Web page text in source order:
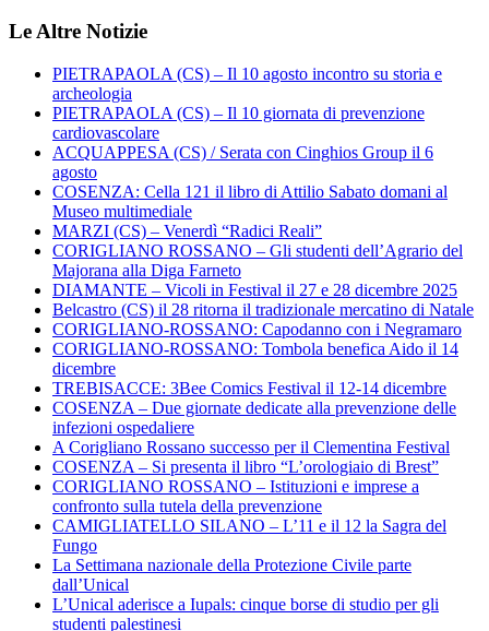
Le Altre Notizie
PIETRAPAOLA (CS) – Il 10 agosto incontro su storia e
archeologia
PIETRAPAOLA (CS) – Il 10 giornata di prevenzione
cardiovascolare
ACQUAPPESA (CS) / Serata con Cinghios Group il 6
agosto
COSENZA: Cella 121 il libro di Attilio Sabato domani al
Museo multimediale
MARZI (CS) – Venerdì “Radici Reali”
CORIGLIANO ROSSANO – Gli studenti dell’Agrario del
Majorana alla Diga Farneto
DIAMANTE – Vicoli in Festival il 27 e 28 dicembre 2025
Belcastro (CS) il 28 ritorna il tradizionale mercatino di Natale
CORIGLIANO-ROSSANO: Capodanno con i Negramaro
CORIGLIANO-ROSSANO: Tombola benefica Aido il 14
dicembre
TREBISACCE: 3Bee Comics Festival il 12-14 dicembre
COSENZA – Due giornate dedicate alla prevenzione delle
infezioni ospedaliere
A Corigliano Rossano successo per il Clementina Festival
COSENZA – Si presenta il libro “L’orologiaio di Brest”
CORIGLIANO ROSSANO – Istituzioni e imprese a
confronto sulla tutela della prevenzione
CAMIGLIATELLO SILANO – L’11 e il 12 la Sagra del
Fungo
La Settimana nazionale della Protezione Civile parte
dall’Unical
L’Unical aderisce a Iupals: cinque borse di studio per gli
studenti palestinesi